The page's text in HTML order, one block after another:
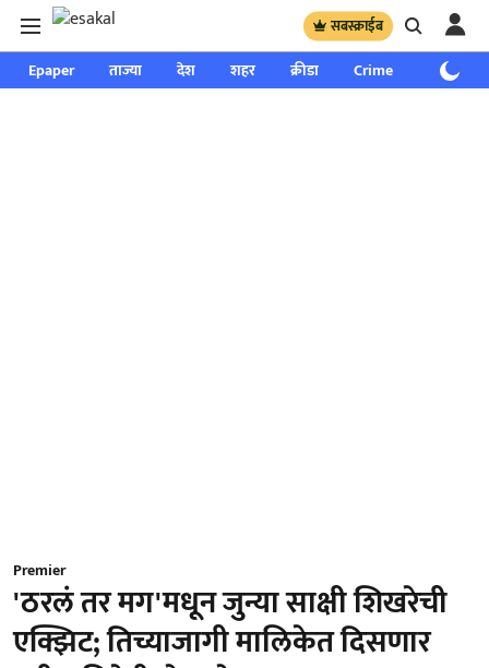
सबस्क्राईब
Epaper ताज्या देश शहर क्रीडा Crime साप्ताहिक
Premier
'ठरलं तर मग'मधून जुन्या साक्षी शिखरेची
एक्झिट; तिच्याजागी मालिकेत दिसणार